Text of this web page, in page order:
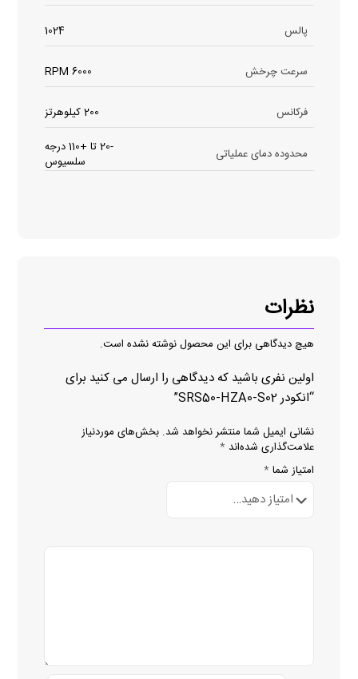
پالس 1024
سرعت چرخش 6000 RPM
فرکانس 200 کیلوهرتز
محدوده دمای عملیاتی
-20 تا +110 درجه
سلسیوس
نظرات
هیچ دیدگاهی برای این محصول نوشته نشده است.
اولین نفری باشید که دیدگاهی را ارسال می کنید برای
“انکودر SRS50-HZA0-S02”
نشانی ایمیل شما منتشر نخواهد شد. بخش‌های موردنیاز
علامت‌گذاری شده‌اند *
امتیاز شما *